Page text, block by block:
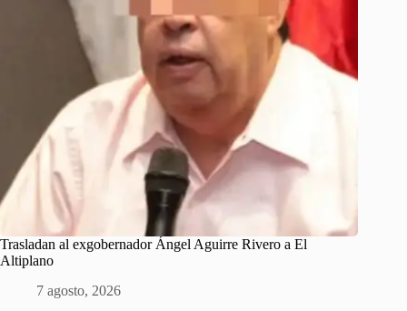
Trasladan al exgobernador Ángel Aguirre Rivero a El
Altiplano
7 agosto, 2026